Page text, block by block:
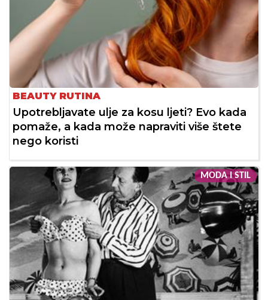
BEAUTY RUTINA
Upotrebljavate ulje za kosu ljeti? Evo kada
pomaže, a kada može napraviti više štete
nego koristi
MODA I STIL